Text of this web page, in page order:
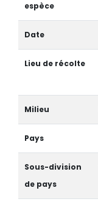
espèce
Date
Lieu de récolte
Milieu
Pays
Sous-division
de pays